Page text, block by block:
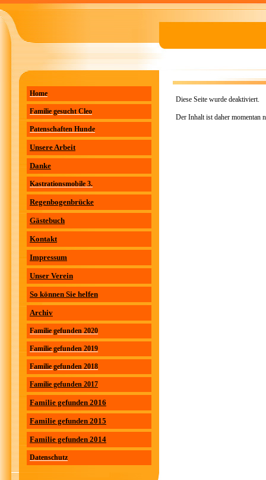
Home
Familie gesucht Cleo
Patenschaften Hunde
Unsere Arbeit
Danke
Kastrationsmobile 3.
Regenbogenbrücke
Gästebuch
Kontakt
Impressum
Unser Verein
So können Sie helfen
Archiv
Familie gefunden 2020
Familie gefunden 2019
Familie gefunden 2018
Familie gefunden 2017
Familie gefunden 2016
Familie gefunden 2015
Familie gefunden 2014
Datenschutz
Diese Seite wurde deaktiviert.
Der Inhalt ist daher momentan